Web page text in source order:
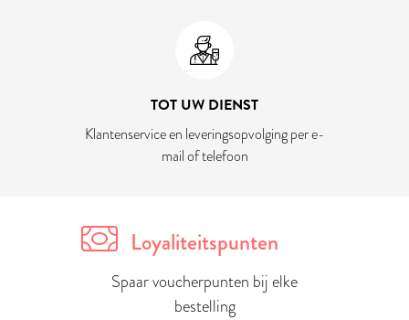
TOT UW DIENST
Klantenservice en leveringsopvolging per e-
mail of telefoon
Loyaliteitspunten
Spaar voucherpunten bij elke
bestelling